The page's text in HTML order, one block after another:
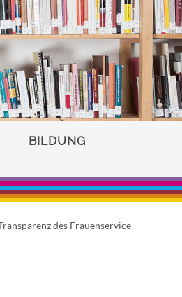
BILDUNG
des Frauenservice